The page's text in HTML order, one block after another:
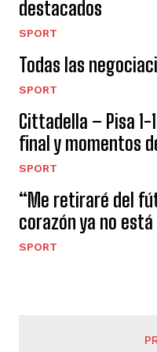
destacados
SPORT
Todas las
SPORT
Cittadella – Pisa 1-
final y momentos
SPORT
“Me retiraré del
corazón ya no
SPORT